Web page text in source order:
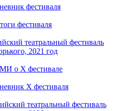
фестиваля
фестиваля
театральный фестиваль
2021 год
о X фестивале
X фестиваля
театральный фестиваль